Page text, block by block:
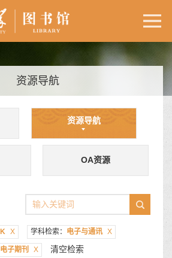
资源导航
资源导航
OA资源
K X 学科检索： 电子与通讯 X
电子期刊 X 清空检索